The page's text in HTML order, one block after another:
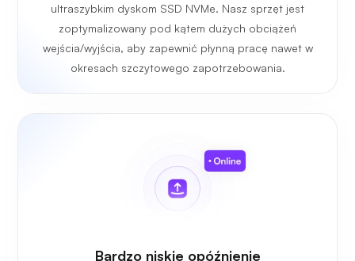
ultraszybkim dyskom SSD NVMe. Nasz sprzęt jest
zoptymalizowany pod kątem dużych obciążeń
wejścia/wyjścia, aby zapewnić płynną pracę nawet w
okresach szczytowego zapotrzebowania.
Bardzo niskie opóźnienie